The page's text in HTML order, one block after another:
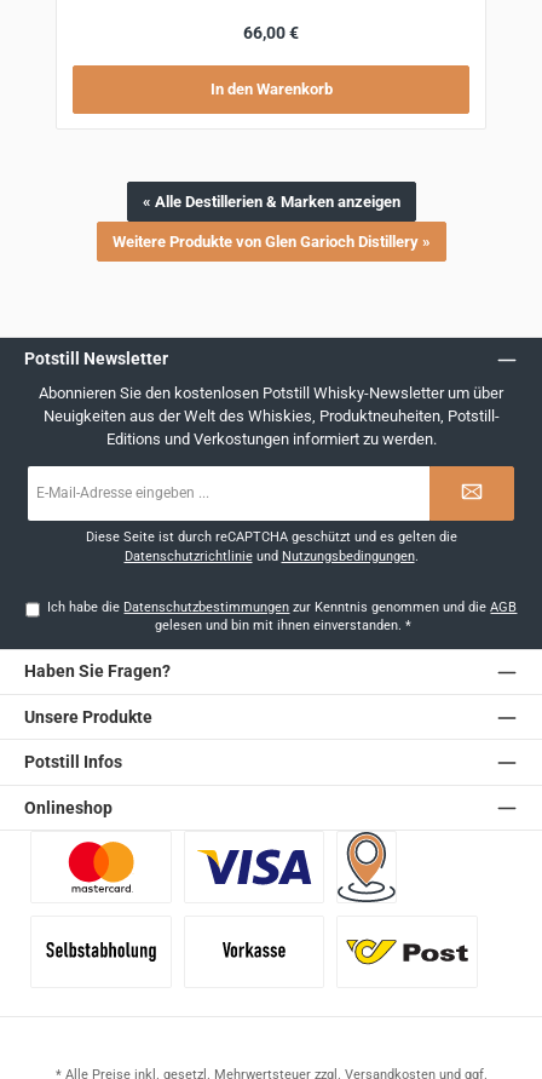
Regulärer Preis:
66,00 €
In den Warenkorb
« Alle Destillerien & Marken anzeigen
Weitere Produkte von Glen Garioch Distillery »
Potstill Newsletter
Abonnieren Sie den kostenlosen Potstill Whisky-Newsletter um über
Neuigkeiten aus der Welt des Whiskies, Produktneuheiten, Potstill-
Editions und Verkostungen informiert zu werden.
Mail-
Diese Seite ist durch reCAPTCHA geschützt und es gelten die
Datenschutzrichtlinieund Nutzungsbedingungen.
Ich habe die Datenschutzbestimmungen zur Kenntnis genommen und dieAGB
gelesen und bin mit ihnen einverstanden. *
Haben Sie Fragen?
Unsere Produkte
Potstill Infos
Onlineshop
* Alle Preise inkl. gesetzl. Mehrwertsteuer zzgl. Versandkostenund ggf.